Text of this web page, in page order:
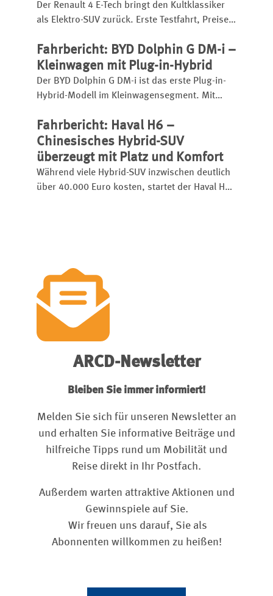
Der Renault 4 E-Tech bringt den Kultklassiker
als Elektro-SUV zurück. Erste Testfahrt, Preise,
Fahreindruck im Überblick.
Fahrbericht: BYD Dolphin G DM-i –
Kleinwagen mit Plug-in-Hybrid
Der BYD Dolphin G DM-i ist das erste Plug-in-
Hybrid-Modell im Kleinwagensegment. Mit
bis zu 105 Kilometer, insgesamt kann er bis zu
1.040 Kilometer weit kommen.
Fahrbericht: Haval H6 –
Chinesisches Hybrid-SUV
überzeugt mit Platz und Komfort
Während viele Hybrid-SUV inzwischen deutlich
über 40.000 Euro kosten, startet der Haval H6
ARCD-Newsletter
Bleiben Sie immer informiert!
Melden Sie sich für unseren Newsletter an
und erhalten Sie informative Beiträge und
hilfreiche Tipps rund um Mobilität und
Reise direkt in Ihr Postfach.
Außerdem warten attraktive Aktionen und
Gewinnspiele auf Sie.
Wir freuen uns darauf, Sie als
Abonnenten willkommen zu heißen!